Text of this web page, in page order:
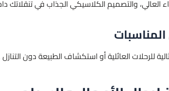
العالي، والتصميم الكلاسيكي الجذاب في تنقلاتك
للرحلات العائلية أو استكشاف الطبيعة دون